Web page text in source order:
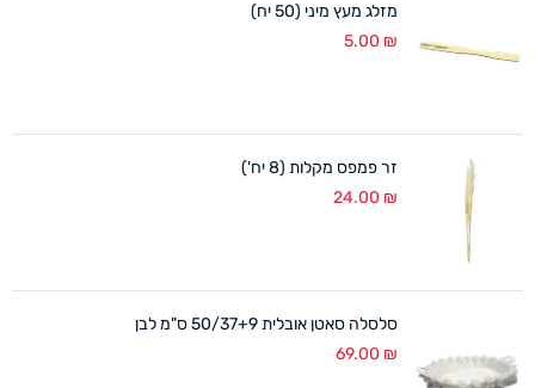
מזלג מעץ מיני (50 יח)
5.00 ₪
זר פמפס מקלות (8 יח')
24.00 ₪
סלסלה סאטן אובלית 50/37+9 ס"מ לבן
69.00 ₪